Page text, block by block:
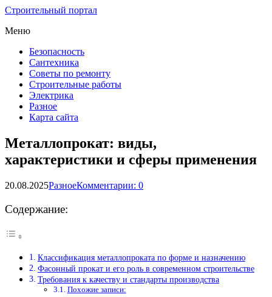
Строительный портал
Меню
Безопасность
Сантехника
Советы по ремонту
Строительные работы
Электрика
Разное
Карта сайта
Металлопрокат: виды,
характеристики и сферы применения
20.08.2025РазноеКомментарии: 0
Содержание:
Классификация металлопроката по форме и назначению
Фасонный прокат и его роль в современном строительстве
Требования к качеству и стандарты производства
Похожие записи: